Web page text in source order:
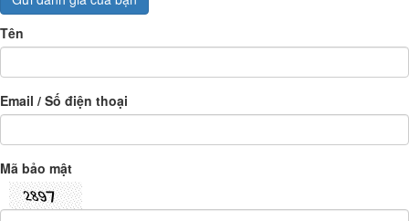
Tên
Email / Số điện thoại
Mã bảo mật